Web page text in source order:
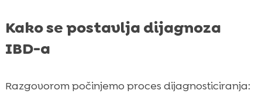
Kako se postavlja dijagnoza
IBD-a
Razgovorom počinjemo proces dijagnosticiranja: